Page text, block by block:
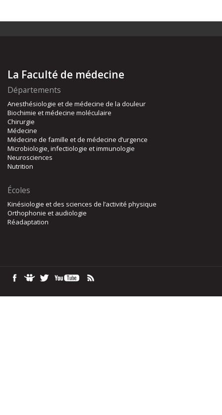
La Faculté de médecine
Départements
Anesthésiologie et de médecine de la douleur
Biochimie et médecine moléculaire
Chirurgie
Médecine
Médecine de famille et de médecine d’urgence
Microbiologie, infectiologie et immunologie
Neurosciences
Nutrition
Écoles
Kinésiologie et des sciences de l’activité physique
Orthophonie et audiologie
Réadaptation